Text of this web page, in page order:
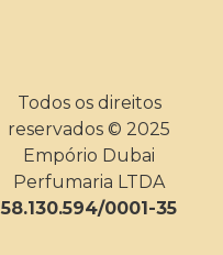
Todos os direitos
reservados © 2025
Empório Dubai
Perfumaria LTDA
58.130.594/0001-35